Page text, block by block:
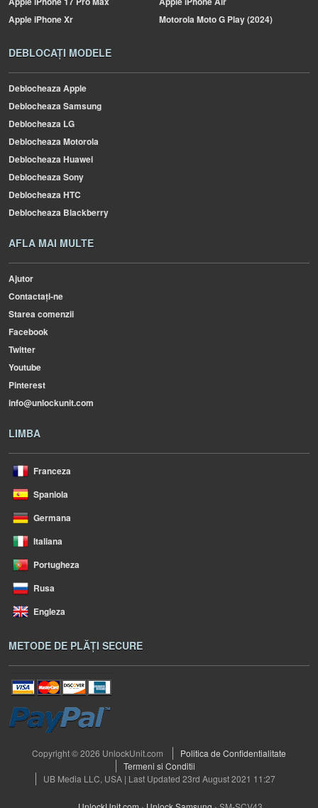
AppleiPhone Xr MotorolaMoto G Play (2024)
DEBLOCAȚI MODELE
Deblocheaza Apple
Deblocheaza Samsung
Deblocheaza LG
Deblocheaza Motorola
Deblocheaza Huawei
Deblocheaza Sony
Deblocheaza HTC
Deblocheaza Blackberry
AFLA MAI MULTE
Ajutor
Contactați-ne
Starea comenzii
Facebook
Twitter
Youtube
Pinterest
info@unlockunit.com
LIMBA
Franceza
Spaniola
Germana
Italiana
Portugheza
Rusa
Engleza
METODE DE PLĂȚI SECURE
Copyright © 2026 UnlockUnit.com
Politica de Confidentialitate
Termeni si Conditii
UB Media LLC, USA | Last Updated 23rd August 2021 11:27